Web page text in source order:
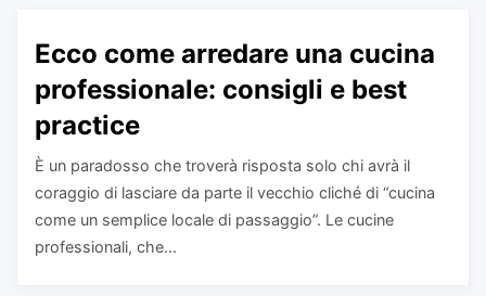
Ecco come arredare una cucina
professionale: consigli e best
practice
È un paradosso che troverà risposta solo chi avrà il
coraggio di lasciare da parte il vecchio cliché di “cucina
come un semplice locale di passaggio”. Le cucine
professionali, che...